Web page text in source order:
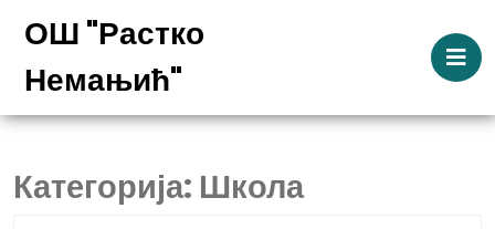
ОШ "Растко
Немањић"
Категорија: Школа